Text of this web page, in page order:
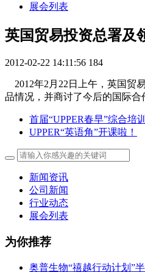
展会列表
英国贸易投资总署及
2012-02-22 14:11:56 184
2012年2月22日上午，英国贸
品情况，并商讨了今后的国际合
首届“UPPER春早”综合培
UPPER“英语角”开课啦！
新闻资讯
公司新闻
行业动态
展会列表
为你推荐
奥普生物“禧越行动计划”